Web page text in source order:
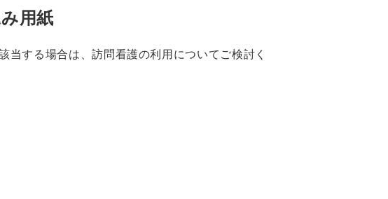
用紙
当する場合は、訪問看護の利用についてご検討く